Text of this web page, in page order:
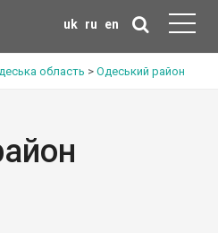
uk ru en
область > Одеський район